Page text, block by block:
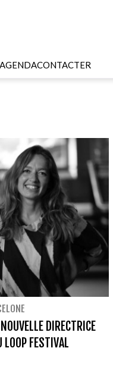
AGENDACONTACTER
DIRECTRICE
FESTIVAL